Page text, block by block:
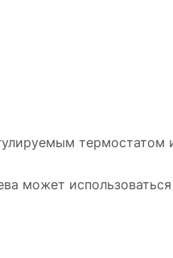
может